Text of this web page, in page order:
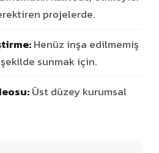
projelerde.
Henüz inşa edilmemiş
sunmak için.
Üst düzey kurumsal